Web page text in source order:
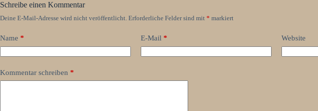
Schreibe einen Kommentar
Deine E-Mail-Adresse wird nicht veröffentlicht. Erforderliche Felder sind mit * markiert
Name * E-Mail * Website
Kommentar schreiben *